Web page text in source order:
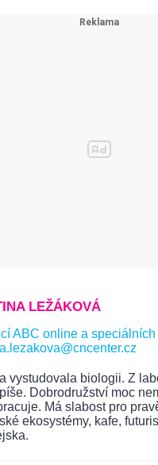
LEŽÁKOVÁ
ABC online a speciálních
vystudovala biologii. Z
Dobrodružství moc
Má slabost pro
ekosystémy, kafe,